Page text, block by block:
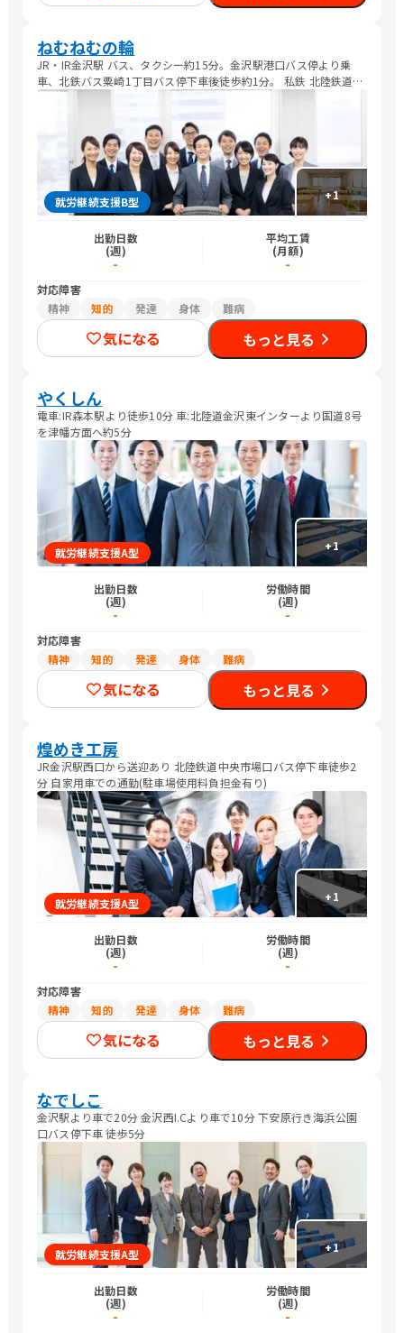
ねむねむの輪
JR・IR金沢駅 バス、タクシー約15分。金沢駅港口バス停より乗
車、北鉄バス粟崎1丁目バス停下車後徒歩約1分。 私鉄 北陸鉄道浅
野川線 終点内灘駅より徒歩約12分。または内灘駅より内灘町コミ
+1
就労継続支援B型
出勤日数
(週)
-
平均工賃
(月額)
-
対応障害
精神
知的 発達 身体 難病
気になる もっと見る
やくしん
電車:IR森本駅より徒歩10分 車:北陸道金沢東インターより国道8号
を津幡方面へ約5分
+1
就労継続支援A型
出勤日数
(週)
-
労働時間
(週)
-
対応障害
精神
知的 発達 身体 難病
気になる もっと見る
煌めき工房
JR金沢駅西口から送迎あり 北陸鉄道中央市場口バス停下車徒歩2
分 自家用車での通勤(駐車場使用料負担金有り)
+1
就労継続支援A型
出勤日数
(週)
-
労働時間
(週)
-
対応障害
精神
知的 発達 身体 難病
気になる もっと見る
なでしこ
金沢駅より車で20分 金沢西I.Cより車で10分 下安原行き海浜公園
口バス停下車 徒歩5分
+1
就労継続支援A型
出勤日数
(週)
-
労働時間
(週)
-